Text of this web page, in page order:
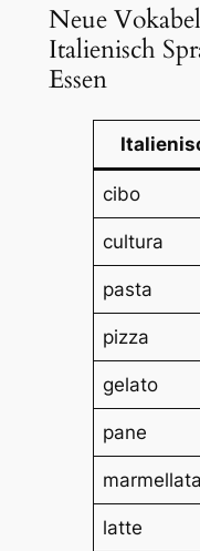
Neue
Italienisch
Essen
cibo
cultura
pasta
pizza
gelato
pane
marmellata
latte